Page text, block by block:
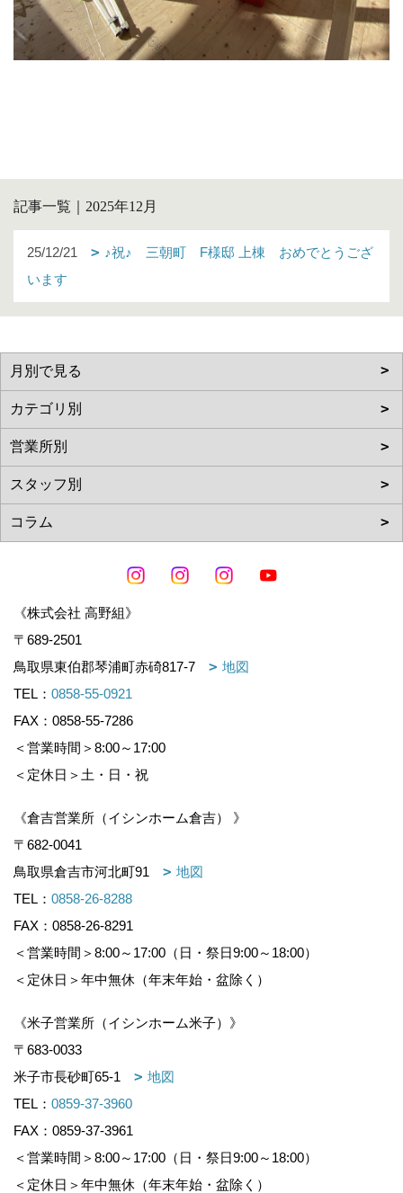
記事一覧｜2025年12月
25/12/21
♪祝♪ 三朝町 F様邸 上棟 おめでとうござ
います
《株式会社 高野組》
〒689-2501
鳥取県東伯郡琴浦町赤碕817-7
地図
TEL： 0858-55-0921
FAX：0858-55-7286
＜営業時間＞8:00～17:00
＜定休日＞土・日・祝
《倉吉営業所（イシンホーム倉吉） 》
〒682-0041
鳥取県倉吉市河北町91
地図
TEL： 0858-26-8288
FAX：0858-26-8291
＜営業時間＞8:00～17:00（日・祭日9:00～18:00）
＜定休日＞年中無休（年末年始・盆除く）
《米子営業所（イシンホーム米子）》
〒683-0033
米子市長砂町65-1
地図
TEL： 0859-37-3960
FAX：0859-37-3961
＜営業時間＞8:00～17:00（日・祭日9:00～18:00）
＜定休日＞年中無休（年末年始・盆除く）